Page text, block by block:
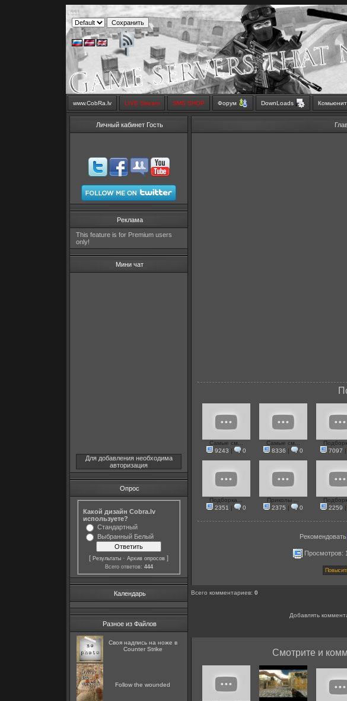
www.CobRa.lv LIVE Stream SMS SHOP Форум DownLoads
Личный кабинет Гость
Реклама
This feature is for Premium users
only!
Мини чат
Для добавления необходима
авторизация
Опрос
Какой дизайн Cobra.lv
используете?
Стандартный
Выбранный Белый
[ Результаты · Архив опросов ]
Всего ответов: 444
Календарь
Разное из Файлов
Cвоя надпись на ноже в
Counter Strike
Follow the wounded
Самые см...
9243 | 0
Самые см...
8336 | 0
7097 |
Подборка...
2351 | 0
Приколы ...
2375 | 0
2259 |
Рекомендовать:
Просмотров:
Всего комментариев: 0
Добавлять
Смотрите и